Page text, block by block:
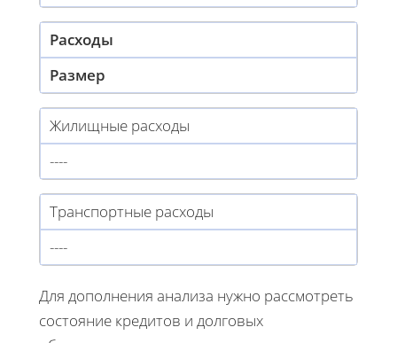
Расходы
Размер
Жилищные расходы
----
Транспортные расходы
----
Для дополнения анализа нужно рассмотреть
состояние кредитов и долговых